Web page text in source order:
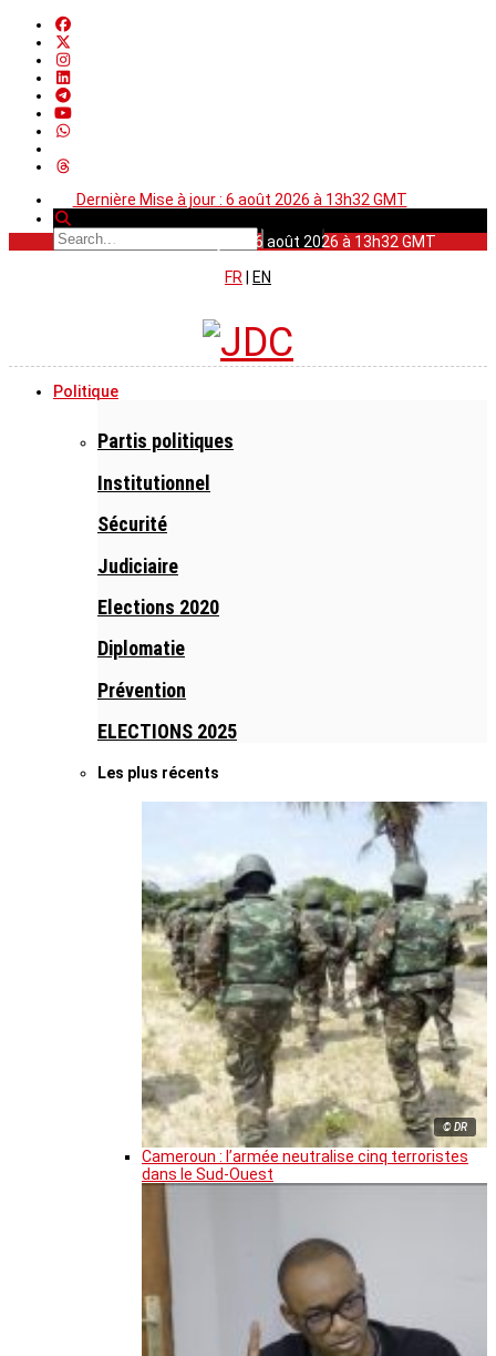
Dernière Mise à jour : 6 août 2026 à 13h32 GMT
Dernière Mise à jour : 6 août 2026 à 13h32 GMT
FR
EN
Politique
Partis politiques
Institutionnel
Sécurité
Judiciaire
Elections 2020
Diplomatie
Prévention
ELECTIONS 2025
Les plus récents
© DR
Cameroun : l’armée neutralise cinq terroristes
dans le Sud-Ouest